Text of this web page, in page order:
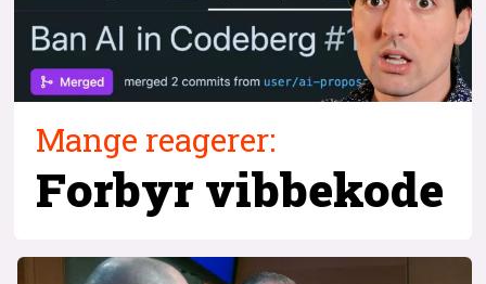
Mange reagerer:
Forbyr vibbekode